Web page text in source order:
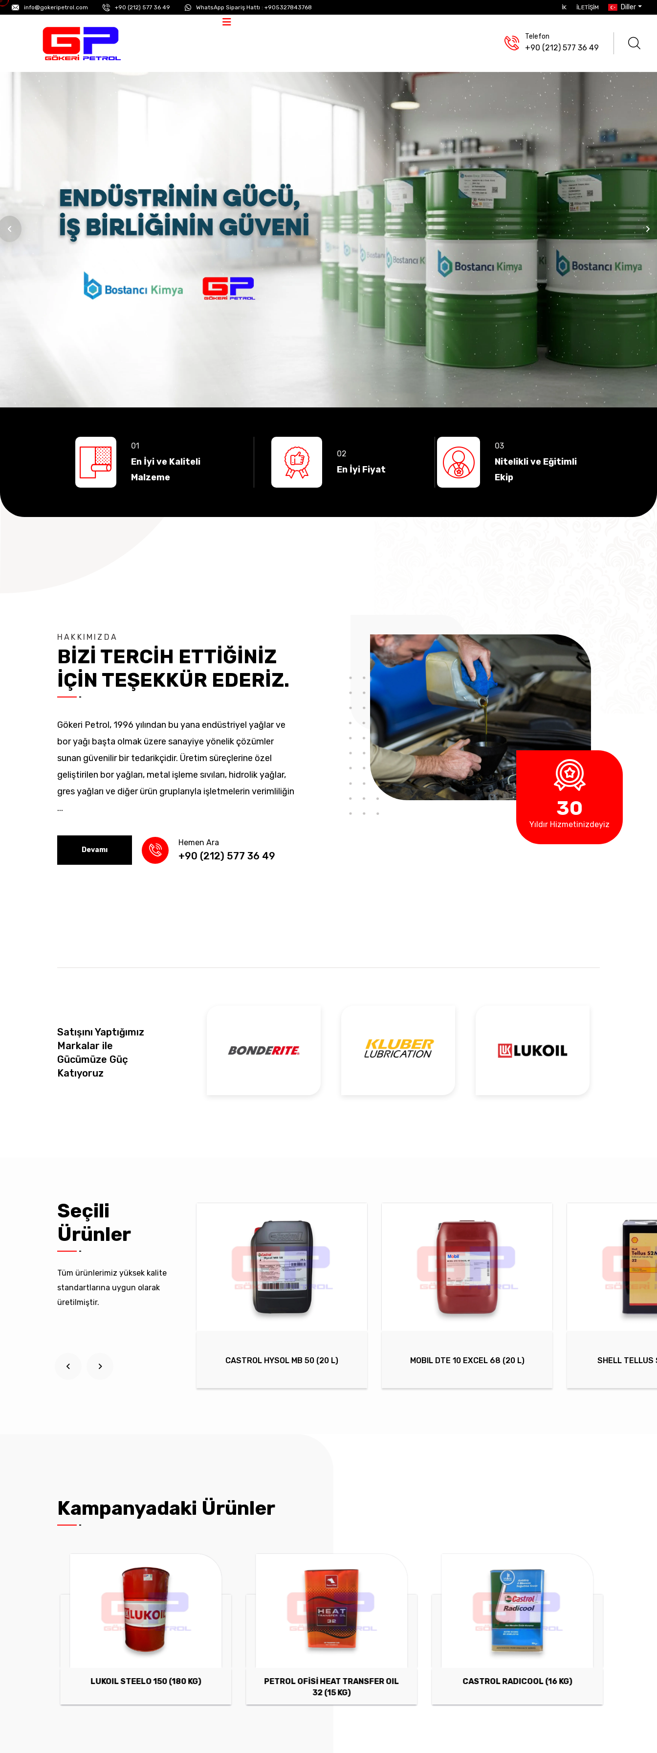
info@gokeripetrol.com +90 (212) 577 36 49 WhatsApp Sipariş Hattı : +905327843768 İK İLETIŞIM Diller
Telefon
+90 (212) 577 36 49
En İyi ve Kaliteli
Malzeme
En İyi Fiyat
Nitelikli ve Eğitimli
Ekip
HAKKIMIZDA
BİZİ TERCİH ETTİĞİNİZ
İÇİN TEŞEKKÜR EDERİZ.
Gökeri Petrol, 1996 yılından bu yana endüstriyel yağlar ve
bor yağı başta olmak üzere sanayiye yönelik çözümler
sunan güvenilir bir tedarikçidir. Üretim süreçlerine özel
geliştirilen bor yağları, metal işleme sıvıları, hidrolik yağlar,
gres yağları ve diğer ürün gruplarıyla işletmelerin verimliliğin
...
Devamı
Hemen Ara
+90 (212) 577 36 49
30
Yıldır Hizmetinizdeyiz
Satışını Yaptığımız
Markalar ile
Gücümüze Güç
Katıyoruz
Seçili
Ürünler
Tüm ürünlerimiz yüksek kalite
standartlarına uygun olarak
üretilmiştir.
CASTROL HYSOL MB 50 (20 L) MOBIL DTE 10 EXCEL 68 (20 L) SHELL TELLUS
Kampanyadaki Ürünler
LUKOIL STEELO 150 (180 KG)
PETROL OFİSİ HEAT TRANSFER OIL
32 (15 KG)
CASTROL RADICOOL (16 KG)